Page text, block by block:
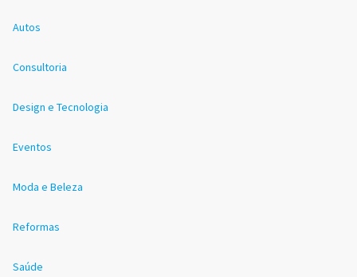
Autos
Consultoria
Design e Tecnologia
Eventos
Moda e Beleza
Reformas
Saúde